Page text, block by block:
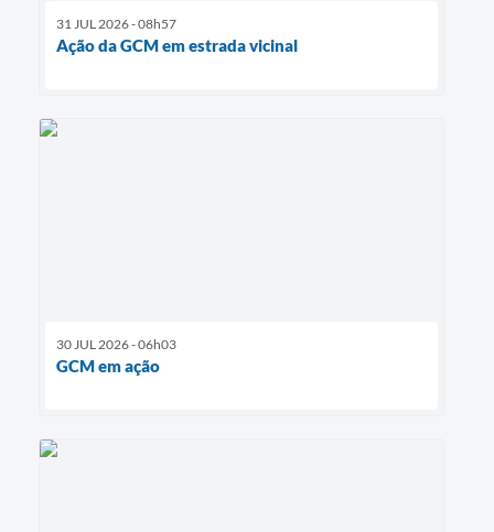
31 JUL 2026 - 08h57
Ação da GCM em estrada vicinal
30 JUL 2026 - 06h03
GCM em ação